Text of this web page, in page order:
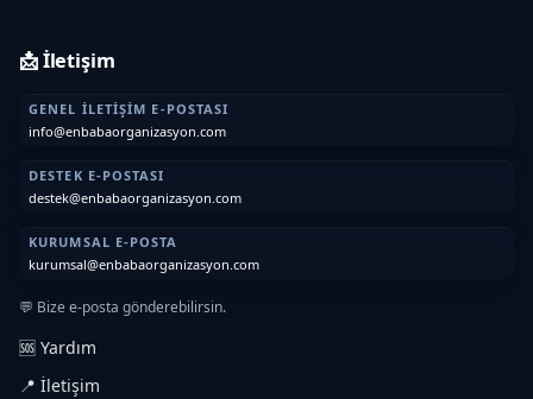
📩 İletişim
GENEL İLETIŞIM E-POSTASI
info@enbabaorganizasyon.com
DESTEK E-POSTASI
destek@enbabaorganizasyon.com
KURUMSAL E-POSTA
kurumsal@enbabaorganizasyon.com
💬 Bize e-posta gönderebilirsin.
🆘 Yardım
📍 İletişim